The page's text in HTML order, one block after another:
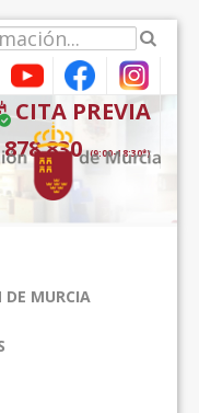
CITA PREVIA
830 (9:00-18:30*)
DE MURCIA